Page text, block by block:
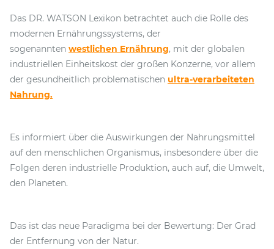
Das DR. WATSON Lexikon betrachtet auch die Rolle des
modernen Ernährungssystems, der
sogenannten westlichen Ernährung, mit der globalen
industriellen Einheitskost der großen Konzerne, vor allem
der gesundheitlich problematischen ultra-verarbeiteten
Nahrung.
Es informiert über die Auswirkungen der Nahrungsmittel
auf den menschlichen Organismus, insbesondere über die
Folgen deren industrielle Produktion, auch auf, die Umwelt,
den Planeten.
Das ist das neue Paradigma bei der Bewertung: Der Grad
der Entfernung von der Natur.